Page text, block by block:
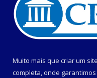
Muito mais que criar um
completa, onde